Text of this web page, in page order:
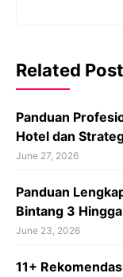
Related Post
Panduan
Hotel dan
June 27, 2026
Panduan
Bintang 3
June 23, 2026
11+